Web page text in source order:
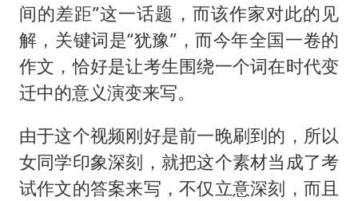
间的差距”这一话题，而该作家对此的见
解，关键词是“犹豫”，而今年全国一卷的
作文，恰好是让考生围绕一个词在时代变
迁中的意义演变来写。
由于这个视频刚好是前一晚刷到的，所以
女同学印象深刻，就把这个素材当成了考
试作文的答案来写，不仅立意深刻，而且